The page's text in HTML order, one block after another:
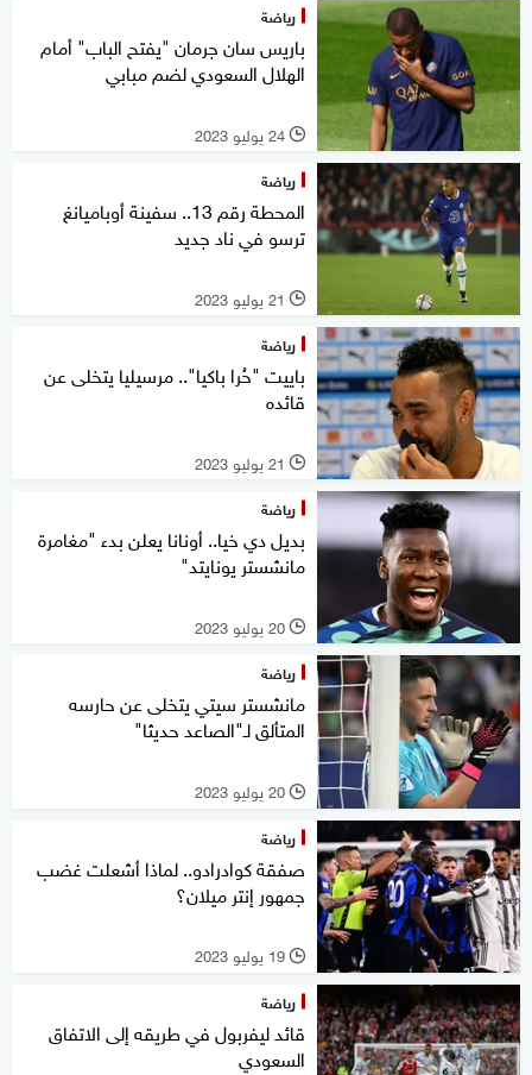
رياضة
باريس سان جرمان "يفتح الباب" أمام
الهلال السعودي لضم مبابي
l 24 يوليو 2023
رياضة
المحطة رقم 13.. سفينة أوباميانغ
ترسو في ناد جديد
l 21 يوليو 2023
رياضة
باييت "حُرا باكيا".. مرسيليا يتخلى عن
قائده
l 21 يوليو 2023
رياضة
بديل دي خيا.. أونانا يعلن بدء "مغامرة
مانشستر يونايتد"
l 20 يوليو 2023
رياضة
مانشستر سيتي يتخلى عن حارسه
المتألق لـ"الصاعد حديثا"
l 20 يوليو 2023
رياضة
صفقة كوادرادو.. لماذا أشعلت غضب
جمهور إنتر ميلان؟
l 19 يوليو 2023
رياضة
قائد ليفربول في طريقه إلى الاتفاق
السعودي